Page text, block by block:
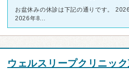
お盆休みの休診は下記の通りです。
2026年8...
ウェルスリープクリニッ